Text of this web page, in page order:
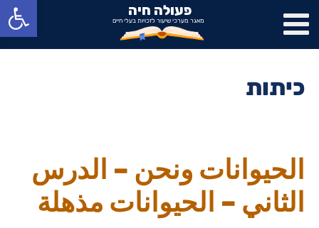
פתח סרגל נגישות פעולה חיה
מאגר מערכי שיעור לזכויות בעלי חיים
כיתות
الحيوانات ونحن – الدرس
الثاني – الحيوانات مذهلة